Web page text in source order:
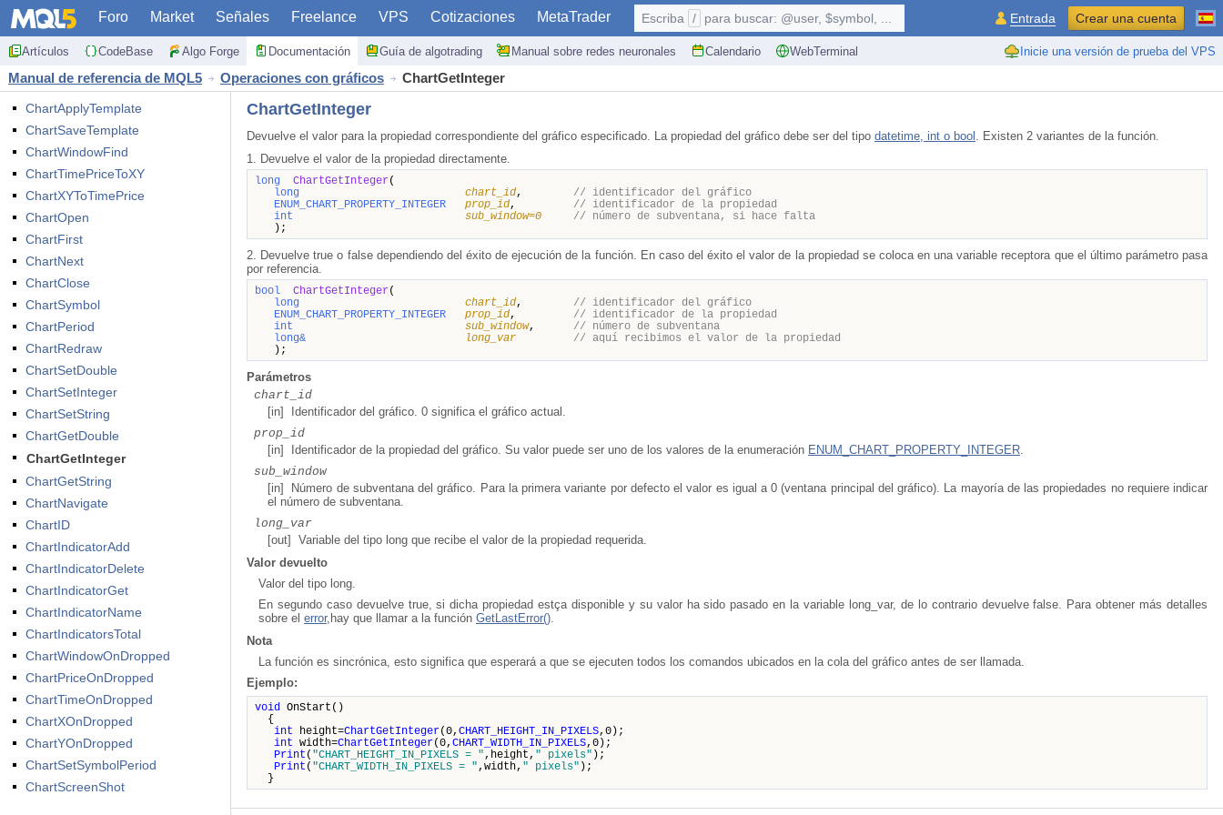
Foro Market Señales Freelance VPS Cotizaciones MetaTrader
Artículos CodeBase Algo Forge Documentación Guía de algotrading Manual sobre redes neuronales Calendario WebTerminal Inicie una versión de prueba del VPS
Escriba / para buscar: @user, $symbol, ... Entrada Crear una cuenta
Manual de referencia de MQL5 Operaciones con gráficos ChartGetInteger
ChartApplyTemplate
ChartSaveTemplate
ChartWindowFind
ChartTimePriceToXY
ChartXYToTimePrice
ChartOpen
ChartFirst
ChartNext
ChartClose
ChartSymbol
ChartPeriod
ChartRedraw
ChartSetDouble
ChartSetInteger
ChartSetString
ChartGetDouble
ChartGetInteger
ChartGetString
ChartNavigate
ChartID
ChartIndicatorAdd
ChartIndicatorDelete
ChartIndicatorGet
ChartIndicatorName
ChartIndicatorsTotal
ChartWindowOnDropped
ChartPriceOnDropped
ChartTimeOnDropped
ChartXOnDropped
ChartYOnDropped
ChartSetSymbolPeriod
ChartScreenShot
ChartGetInteger
Devuelve el valor para la propiedad correspondiente del gráfico especificado. La propiedad del gráfico debe ser del tipo datetime, int o bool . Existen 2 variantes de la función.
1. Devuelve el valor de la propiedad directamente.
long ChartGetInteger(
long
chart_id, // identificador del gráfico
ENUM_CHART_PROPERTY_INTEGER
prop_id, // identificador de la propiedad
int
sub_window=0
// número de subventana, si hace falta
);
2. Devuelve true o false dependiendo del éxito de ejecución de la función. En caso del éxito el valor de la propiedad se coloca en una variable receptora que el último parámetro pasa
por referencia.
bool ChartGetInteger(
long
chart_id, // identificador del gráfico
ENUM_CHART_PROPERTY_INTEGER
prop_id, // identificador de la propiedad
int
sub_window, // número de subventana
long&
long_var
// aquí recibimos el valor de la propiedad
);
Parámetros
chart_id
[in] Identificador del gráfico. 0 significa el gráfico actual.
prop_id
[in] Identificador de la propiedad del gráfico. Su valor puede ser uno de los valores de la enumeración ENUM_CHART_PROPERTY_INTEGER.
sub_window
[in] Número de subventana del gráfico. Para la primera variante por defecto el valor es igual a 0 (ventana principal del gráfico). La mayoría de las propiedades no requiere indicar
el número de subventana.
long_var
[out] Variable del tipo long que recibe el valor de la propiedad requerida.
Valor devuelto
Valor del tipo long.
En segundo caso devuelve true, si dicha propiedad estça disponible y su valor ha sido pasado en la variable long_var, de lo contrario devuelve false. Para obtener más detalles
sobre el error,hay que llamar a la función GetLastError().
Nota
La función es sincrónica, esto significa que esperará a que se ejecuten todos los comandos ubicados en la cola del gráfico antes de ser llamada.
Ejemplo:
void OnStart()
{
int height=ChartGetInteger(0, CHART_HEIGHT_IN_PIXELS,0);
int width=ChartGetInteger(0, CHART_WIDTH_IN_PIXELS,0);
Print ( "CHART_HEIGHT_IN_PIXELS = ",height, " pixels" );
Print ( "CHART_WIDTH_IN_PIXELS = ",width, " pixels" );
}